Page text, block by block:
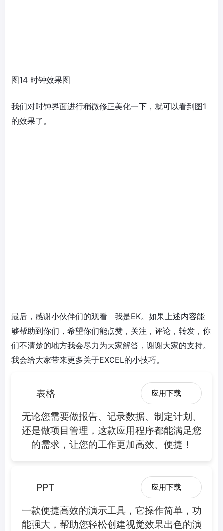
图14 时钟效果图
我们对时钟界面进行稍微修正美化一下，就可以看到图1
的效果了。
最后，感谢小伙伴们的观看，我是EK。如果上述内容能
够帮助到你们，希望你们能点赞，关注，评论，转发，你
们不清楚的地方我会尽力为大家解答，谢谢大家的支持。
我会给大家带来更多关于EXCEL的小技巧。
表格 应用下载
无论您需要做报告、记录数据、制定计划、
还是做项目管理，这款应用程序都能满足您
的需求，让您的工作更加高效、便捷！
PPT 应用下载
一款便捷高效的演示工具，它操作简单，功
能强大，帮助您轻松创建视觉效果出色的演